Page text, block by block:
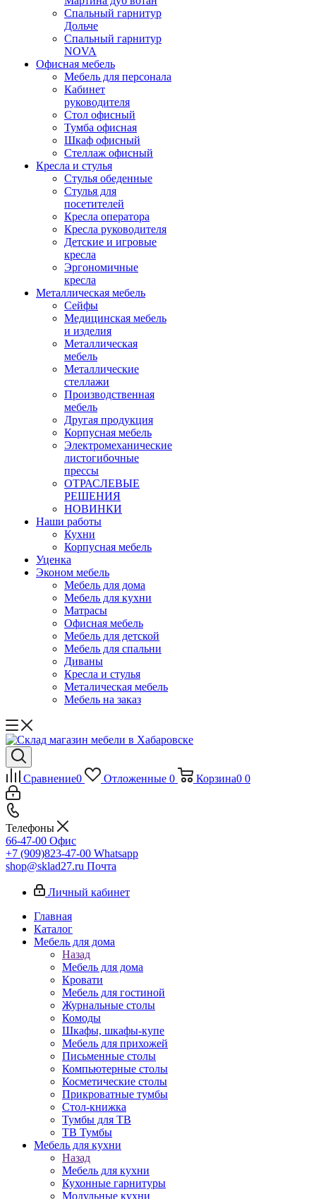
Спальный гарнитур
Дольче
Спальный гарнитур
NOVA
Офисная мебель
Мебель для персонала
Кабинет
руководителя
Стол офисный
Тумба офисная
Шкаф офисный
Стеллаж офисный
Кресла и стулья
Стулья обеденные
Стулья для
посетителей
Кресла оператора
Кресла руководителя
Детские и игровые
кресла
Эргономичные
кресла
Металлическая мебель
Сейфы
Медицинская мебель
и изделия
Металлическая
мебель
Металлические
стеллажи
Производственная
мебель
Другая продукция
Корпусная мебель
Электромеханические
листогибочные
прессы
ОТРАСЛЕВЫЕ
РЕШЕНИЯ
НОВИНКИ
Наши работы
Кухни
Корпусная мебель
Уценка
Эконом мебель
Мебель для дома
Мебель для кухни
Матрасы
Офисная мебель
Мебель для детской
Мебель для спальни
Диваны
Кресла и стулья
Металическая мебель
Мебель на заказ
Сравнение0 Отложенные 0 Корзина0 0
Телефоны
66-47-00 Офис
+7 (909)823-47-00 Whatsapp
shop@sklad27.ru Почта
Личный кабинет
Главная
Каталог
Мебель для дома
Назад
Мебель для дома
Кровати
Мебель для гостиной
Журнальные столы
Комоды
Шкафы, шкафы-купе
Мебель для прихожей
Письменные столы
Компьютерные столы
Косметические столы
Прикроватные тумбы
Стол-книжка
Тумбы для ТВ
ТВ Тумбы
Мебель для кухни
Назад
Мебель для кухни
Кухонные гарнитуры
Модульные кухни